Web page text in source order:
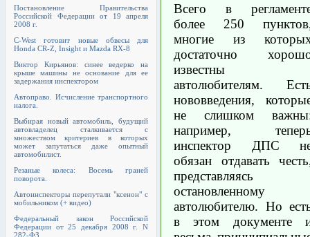
Постановление Правительства
Российской Федерации от 19 апреля
2008 г.
C-West готовит новые обвесы для
Honda CR-Z, Insight и Mazda RX-8
Виктор Кирьянов: синее ведерко на
крыше машины не основание для ее
задержания инспектором
Автоправо. Исчисление транспортного
налога.
Выбирая новый автомобиль, будущий
автовладелец сталкивается с
множеством критериев в которых
может запутаться даже опытный
автомобилист.
Резаные колеса: Восемь граней
поворота.
Автоинспекторы перепутали "ксенон" с
мобильником (+ видео)
Федеральный закон Российской
Федерации от 25 декабря 2008 г. N
282-ФЗ.
Всего в
более 250
многие из
достаточно
известны
автолюбителям.
нововведения,
не слишком
например,
инспектор ДПС
обязан отдавать
представляясь
остановленному
автолюбителю. Но
в этом документе